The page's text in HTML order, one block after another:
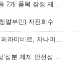
‘록소리스정(록소프로펜나트륨수화물)’등 2개 품목 잠정 제조·판매·사용 중지
알부민) 자진회수
독감치료제(오셀타미비르, 발록사비르, 페라미비르, 자나미비르 성분 제제) 처방‧투여 시 주의사항
뇌전증치료제 '레비티라세탐’및‘클로바잠’성분 제제 안전성 정보